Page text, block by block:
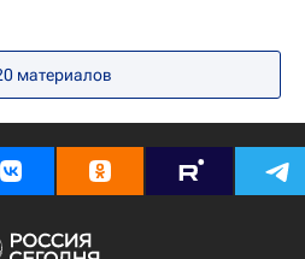
материалов